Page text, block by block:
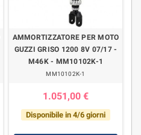
AMMORTIZZATORE PER MOTO
GUZZI GRISO 1200 8V 07/17 -
M46K - MM10102K-1
MM10102K-1
1.051,00 €
Disponibile in 4/6 giorni